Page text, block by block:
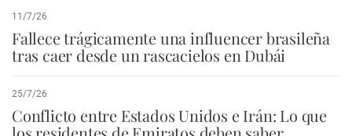
11/7/26
Fallece trágicamente una influencer brasileña
tras caer desde un rascacielos en Dubái
25/7/26
Conflicto entre Estados Unidos e Irán: Lo que